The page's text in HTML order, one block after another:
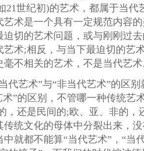
21世纪初)的艺术，都属于当代
艺术是一个具有一定规范内容
迫切的艺术问题，或与刚刚过
艺术;相反，与当下最迫切的艺
毫不相关的艺术，不是当代艺
艺术”与“非当代艺术”的区别
术”的区别，不管哪一种传统艺
，还是民间的;欧、亚、非的，
传统文化的母体中分裂出来，
中就都不能算“当代艺术”，“当